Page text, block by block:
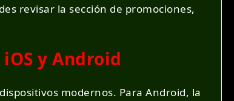
revisar la sección de promociones,
y Android
modernos. Para Android, la